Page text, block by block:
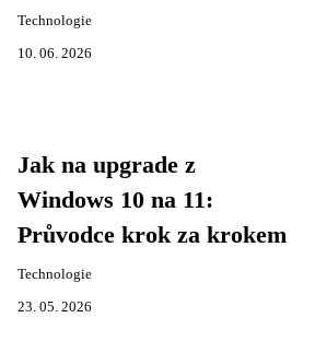
Technologie
10. 06. 2026
Jak na upgrade z
Windows 10 na 11:
Průvodce krok za krokem
Technologie
23. 05. 2026